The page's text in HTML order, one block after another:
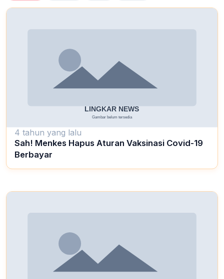
4 tahun yang lalu
Sah! Menkes Hapus Aturan Vaksinasi Covid-19
Berbayar